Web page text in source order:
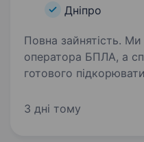
Дніпро
Повна зайнятість. Ми шукаємо не просто
оператора БПЛА, а
готового
ефективність у
3 дні тому